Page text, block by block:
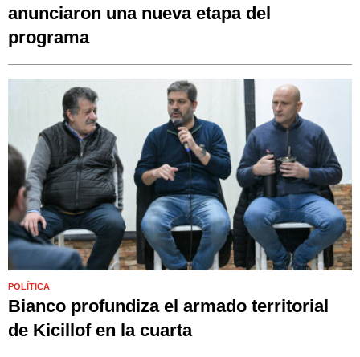
anunciaron una nueva etapa del
programa
POLÍTICA
Bianco profundiza el armado territorial
de Kicillof en la cuarta